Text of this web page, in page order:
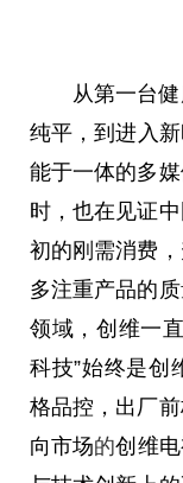
从第一台
纯平 ，到进入
能于一体的多
时，也在见证
初的刚需消费
多注重产品的
领域，创维一
科技”始终是创
格品控，出厂
向市场的创维